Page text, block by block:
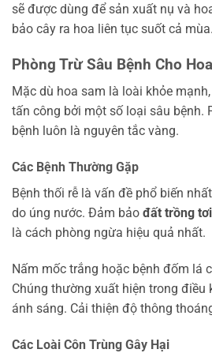
sẽ được dùng để sản xuất nụ và
bảo cây ra hoa liên tục suốt cả mùa.
Phòng Trừ Sâu Bệnh Cho
Mặc dù hoa sam là loài khỏe
tấn công bởi một số loại sâu bệnh.
bệnh luôn là nguyên tắc vàng.
Các Bệnh Thường Gặp
Bệnh thối rễ là vấn đề phổ biến
do úng nước. Đảm bảo đất trồng
là cách phòng ngừa hiệu quả nhất.
Nấm mốc trắng hoặc bệnh đốm lá
Chúng thường xuất hiện trong điều
ánh sáng. Cải thiện độ thông
Các Loài Côn Trùng Gây Hại